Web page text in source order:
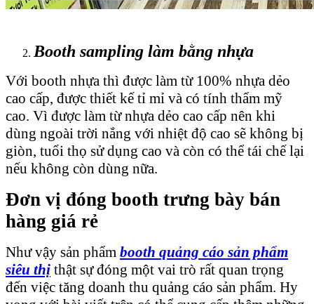
Booth sampling làm bằng nhựa
Với booth nhựa thì được làm từ 100% nhựa dẻo
cao cấp, được thiết kế tỉ mỉ và có tính thẩm mỹ
cao. Vì được làm từ nhựa dẻo cao cấp nên khi
dùng ngoài trời nắng với nhiệt độ cao sẽ không bị
giòn, tuổi thọ sử dụng cao và còn có thể tái chế lại
nếu không còn dùng nữa.
Đơn vị đóng booth trưng bày bán
hàng giá rẻ
Như vậy sản phẩm booth quảng cáo sản phẩm
siêu thị thật sự đóng một vai trò rất quan trọng
đến việc tăng doanh thu quảng cáo sản phẩm. Hy